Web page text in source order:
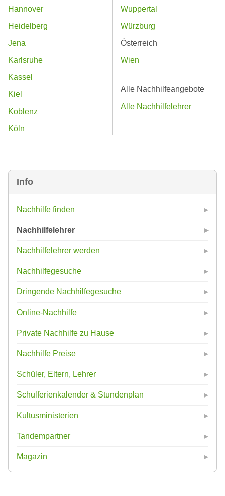
Info
Nachhilfe finden
Nachhilfelehrer
Nachhilfelehrer werden
Nachhilfegesuche
Dringende Nachhilfegesuche
Online-Nachhilfe
Private Nachhilfe zu Hause
Nachhilfe Preise
Schüler, Eltern, Lehrer
Schulferienkalender & Stundenplan
Kultusministerien
Tandempartner
Magazin
Hannover
Heidelberg
Jena
Karlsruhe
Kassel
Kiel
Koblenz
Köln
Wuppertal
Würzburg
Österreich
Wien
Alle Nachhilfeangebote
Alle Nachhilfelehrer